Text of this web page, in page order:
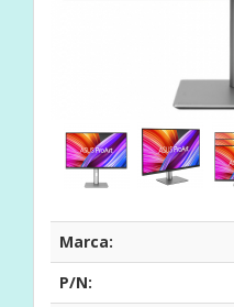
Marca:
P/N: